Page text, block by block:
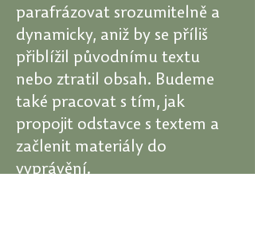
parafrázovat srozumitelně a
dynamicky, aniž by se příliš
přiblížil původnímu textu
nebo ztratil obsah. Budeme
také pracovat s tím, jak
propojit odstavce s textem a
začlenit materiály do
vyprávění.